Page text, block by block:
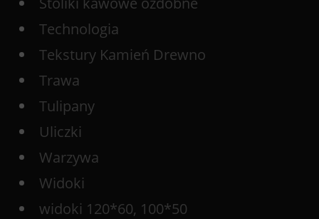
Technologia
Tekstury Kamień Drewno
Trawa
Tulipany
Uliczki
Warzywa
Widoki
widoki 120*60, 100*50